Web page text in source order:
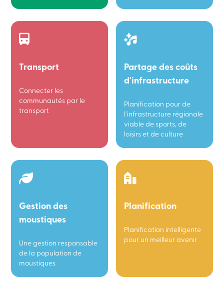
Transport
Connecter les
communautés par le
transport
Partage des coûts
d'infrastructure
Planification pour de
l’infrastructure régionale
viable de sports, de
loisirs et de culture
Gestion des
moustiques
Une gestion responsable
de la population de
moustiques
Planification
Planification intelligente
pour un meilleur avenir